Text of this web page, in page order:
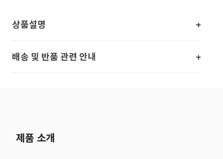
상품설명
배송 및 반품 관련 안내
제품 소개